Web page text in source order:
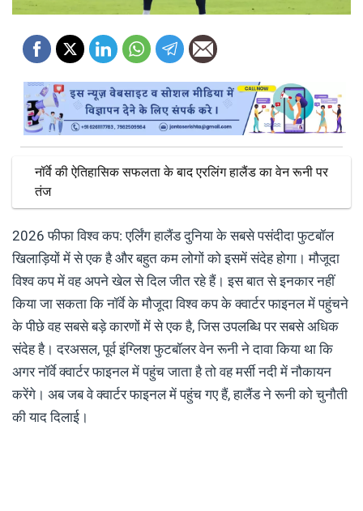
नॉर्वे की ऐतिहासिक सफलता के बाद एरलिंग हालैंड का वेन रूनी पर
तंज
2026 फीफा विश्व कप: एर्लिंग हालैंड दुनिया के सबसे पसंदीदा फुटबॉल
खिलाड़ियों में से एक है और बहुत कम लोगों को इसमें संदेह होगा। मौजूदा
विश्व कप में वह अपने खेल से दिल जीत रहे हैं। इस बात से इनकार नहीं
किया जा सकता कि नॉर्वे के मौजूदा विश्व कप के क्वार्टर फाइनल में पहुंचने
के पीछे वह सबसे बड़े कारणों में से एक है, जिस उपलब्धि पर सबसे अधिक
संदेह है। दरअसल, पूर्व इंग्लिश फुटबॉलर वेन रूनी ने दावा किया था कि
अगर नॉर्वे क्वार्टर फाइनल में पहुंच जाता है तो वह मर्सी नदी में नौकायन
करेंगे। अब जब वे क्वार्टर फाइनल में पहुंच गए हैं, हालैंड ने रूनी को चुनौती
की याद दिलाई।